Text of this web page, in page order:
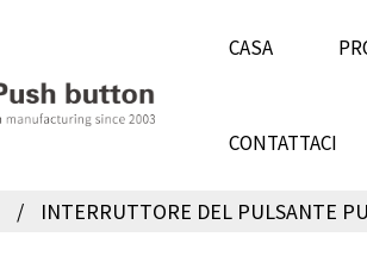
CASA
CONTATTACI
INTERRUTTORE DEL PULSANTE